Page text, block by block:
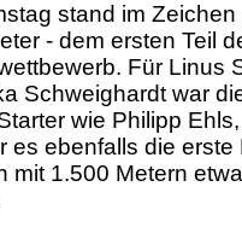
stand im
- dem ersten Teil
Für Linus
Schweighardt war
wie Philipp
es ebenfalls die
mit 1.500 Metern